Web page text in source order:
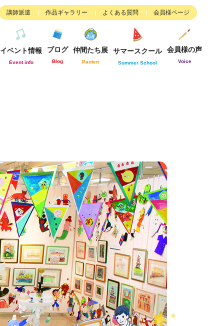
講師派遣 作品ギャラリー よくある質問 会員様ページ
イベント情報
Event info
ブログ
Blog
仲間たち展
Paoten
サマースクール
Summer School
会員様の声
Voice